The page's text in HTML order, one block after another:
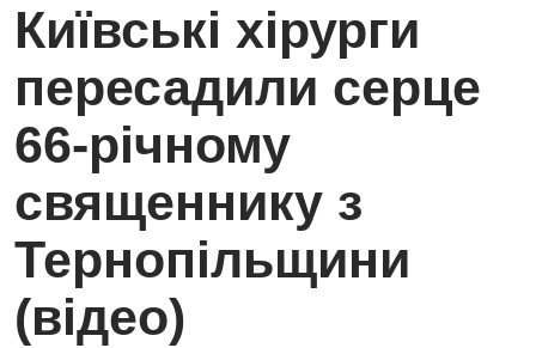
Київські хірурги
пересадили серце
66-річному
священнику з
Тернопільщини
(відео)